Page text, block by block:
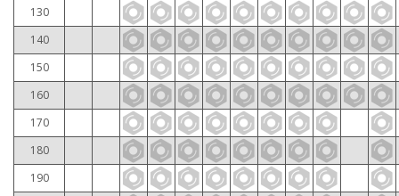
130
140
150
160
170
180
190